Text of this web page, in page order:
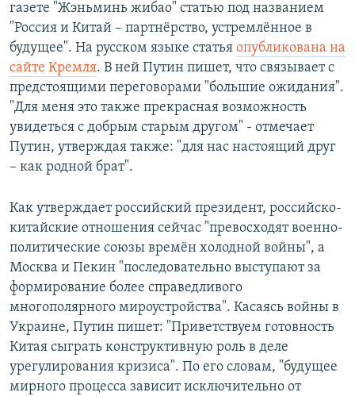
газете "Жэньминь жибао" статью под названием
"Россия и Китай – партнёрство, устремлённое в
будущее". На русском языке статья опубликована на
сайте Кремля. В ней Путин пишет, что связывает с
предстоящими переговорами "большие ожидания".
"Для меня это также прекрасная возможность
увидеться с добрым старым другом" - отмечает
Путин, утверждая также: "для нас настоящий друг
– как родной брат".
Как утверждает российский президент, российско-
китайские отношения сейчас "превосходят военно-
политические союзы времён холодной войны", а
Москва и Пекин "последовательно выступают за
формирование более справедливого
многополярного мироустройства". Касаясь войны в
Украине, Путин пишет: "Приветствуем готовность
Китая сыграть конструктивную роль в деле
урегулирования кризиса". По его словам, "будущее
мирного процесса зависит исключительно от